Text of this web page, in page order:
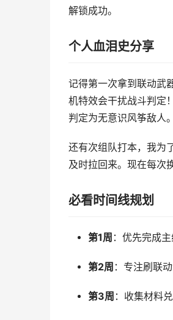
解锁成功。
个人血泪史分享
记得第一次拿到联动武
机特效会干扰战斗判定
判定为无意识风筝敌人。
还有次组队打本，我为
及时拉回来。现在每次
必看时间线规划
第1周 ：优先完成
第2周 ：专注刷联
第3周 ：收集材料